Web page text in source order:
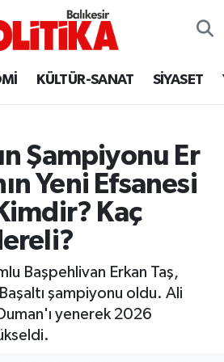
KÜLTÜR-SANAT SİYASET
Şampiyonu Er
Yeni Efsanesi
Kaç
Başpehlivan Erkan Taş,
şampiyonu oldu. Ali
yenerek 2026
Vakitleri
Haritası
Durumu ve Fikstür